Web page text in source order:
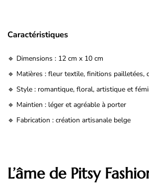
Caractéristiques
🔹 Dimensions : 12 cm x 10 cm
🔹 Matières : fleur textile, finitions pailletées,
🔹 Style : romantique, floral, artistique et
🔹 Maintien : léger et agréable à porter
🔹 Fabrication : création artisanale belge
L’âme de Pitsy